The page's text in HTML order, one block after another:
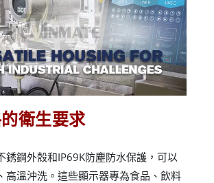
衛生要求
銹鋼外殼和IP69K防塵防水保護，可以
高溫沖洗。這些顯示器專為食品、飲料